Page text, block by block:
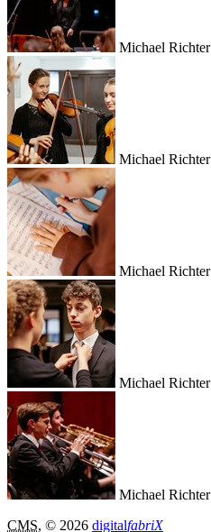
Michael Richter
Michael Richter
Michael Richter
Michael Richter
Michael Richter
CMS, © 2026 digitalfabriX